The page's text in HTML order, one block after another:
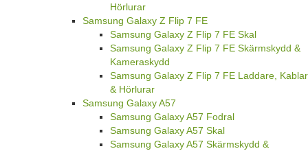
Hörlurar
Samsung Galaxy Z Flip 7 FE
Samsung Galaxy Z Flip 7 FE Skal
Samsung Galaxy Z Flip 7 FE Skärmskydd &
Kameraskydd
Samsung Galaxy Z Flip 7 FE Laddare, Kablar
& Hörlurar
Samsung Galaxy A57
Samsung Galaxy A57 Fodral
Samsung Galaxy A57 Skal
Samsung Galaxy A57 Skärmskydd &